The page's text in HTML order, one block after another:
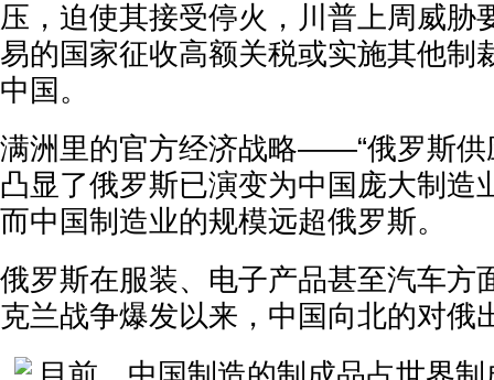
压，迫使其接受停火，川普上周威胁
易的国家征收高额关税或实施其他制
中国。
满洲里的官方经济战略——“俄罗斯
凸显了俄罗斯已演变为中国庞大制造
而中国制造业的规模远超俄罗斯。
俄罗斯在服装、电子产品甚至汽车方
克兰战争爆发以来，中国向北的对俄